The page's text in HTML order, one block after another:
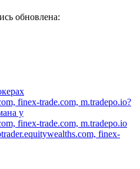
обновлена:
finex-trade.com, m.tradepo.io?
у
finex-trade.com, m.tradepo.io
finex-